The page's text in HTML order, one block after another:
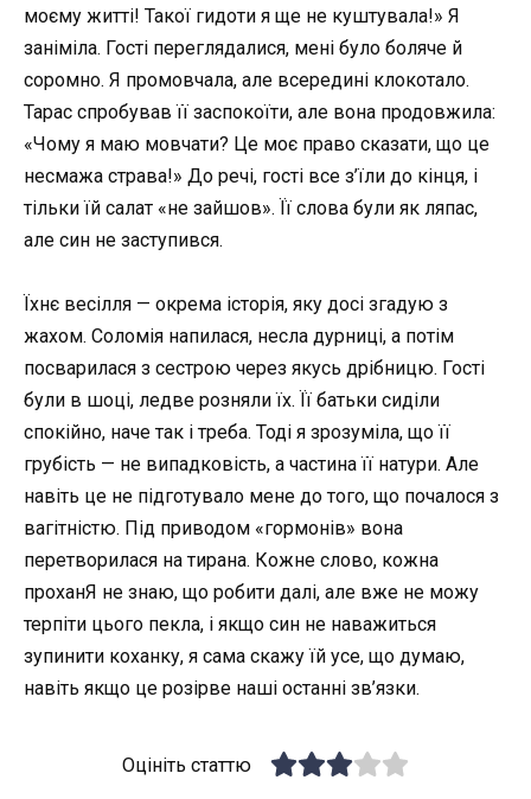
моєму житті! Такої гидоти я ще не куштувала!» Я
заніміла. Гості переглядалися, мені було боляче й
соромно. Я промовчала, але всередині клокотало.
Тарас спробував її заспокоїти, але вона продовжила:
«Чому я маю мовчати? Це моє право сказати, що це
несмажа страва!» До речі, гості все з’їли до кінця, і
тільки їй салат «не зайшов». Її слова були як ляпас,
але син не заступився.
Їхнє весілля — окрема історія, яку досі згадую з
жахом. Соломія напилася, несла дурниці, а потім
посварилася з сестрою через якусь дрібницю. Гості
були в шоці, ледве розняли їх. Її батьки сиділи
спокійно, наче так і треба. Тоді я зрозуміла, що її
грубість — не випадковість, а частина її натури. Але
навіть це не підготувало мене до того, що почалося з
вагітністю. Під приводом «гормонів» вона
перетворилася на тирана. Кожне слово, кожна
проханЯ не знаю, що робити далі, але вже не можу
терпіти цього пекла, і якщо син не наважиться
зупинити коханку, я сама скажу їй усе, що думаю,
навіть якщо це розірве наші останні зв’язки.
Оцініть статтю